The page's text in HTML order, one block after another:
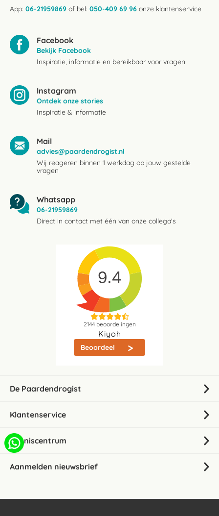
App: 06-21959869 of bel: 050-409 69 96 onze klantenservice
Facebook
Bekijk Facebook
Inspiratie, informatie en bereikbaar voor vragen
Instagram
Ontdek onze stories
Inspiratie & informatie
Mail
advies@paardendrogist.nl
Wij reageren binnen 1 werkdag op jouw gestelde
vragen
Whatsapp
06-21959869
Direct in contact met één van onze collega's
9.4
2144beoordelingen
Kiyoh
Beoordeel
De Paardendrogist
Klantenservice
Kenniscentrum
Aanmelden nieuwsbrief